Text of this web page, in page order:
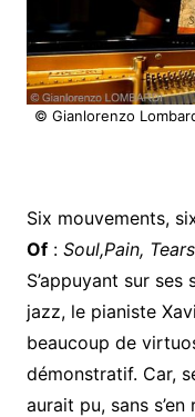
© Gianlorenzo
Six mouvements,
Of: Soul,Pain,
S’appuyant sur
jazz, le pianiste
beaucoup de
démonstratif. Car,
aurait pu, sans